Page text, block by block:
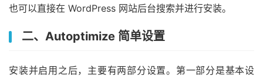
也可以直接在 WordPress 网站后台搜索并进行安装。
二、Autoptimize 简单设置
安装并启用之后，主要有两部分设置。第一部分是基本设